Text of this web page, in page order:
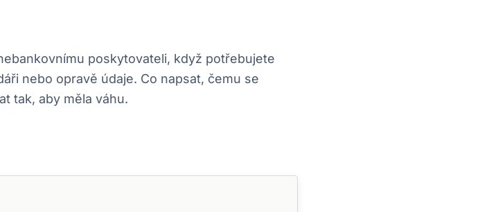
poskytovateli, když potřebujete
nebo opravě údaje. Co napsat, čemu se
tak, aby měla váhu.